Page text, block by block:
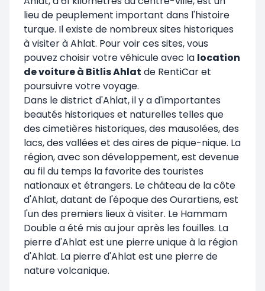
lieu de peuplement important dans l'histoire
turque. Il existe de nombreux sites historiques
à visiter à Ahlat. Pour voir ces sites, vous
pouvez choisir votre véhicule avec la location
de voiture à Bitlis Ahlat de RentiCar et
poursuivre votre voyage.
Dans le district d'Ahlat, il y a d'importantes
beautés historiques et naturelles telles que
des cimetières historiques, des mausolées, des
lacs, des vallées et des aires de pique-nique. La
région, avec son développement, est devenue
au fil du temps la favorite des touristes
nationaux et étrangers. Le château de la côte
d'Ahlat, datant de l'époque des Ourartiens, est
l'un des premiers lieux à visiter. Le Hammam
Double a été mis au jour après les fouilles. La
pierre d'Ahlat est une pierre unique à la région
d'Ahlat. La pierre d'Ahlat est une pierre de
nature volcanique.